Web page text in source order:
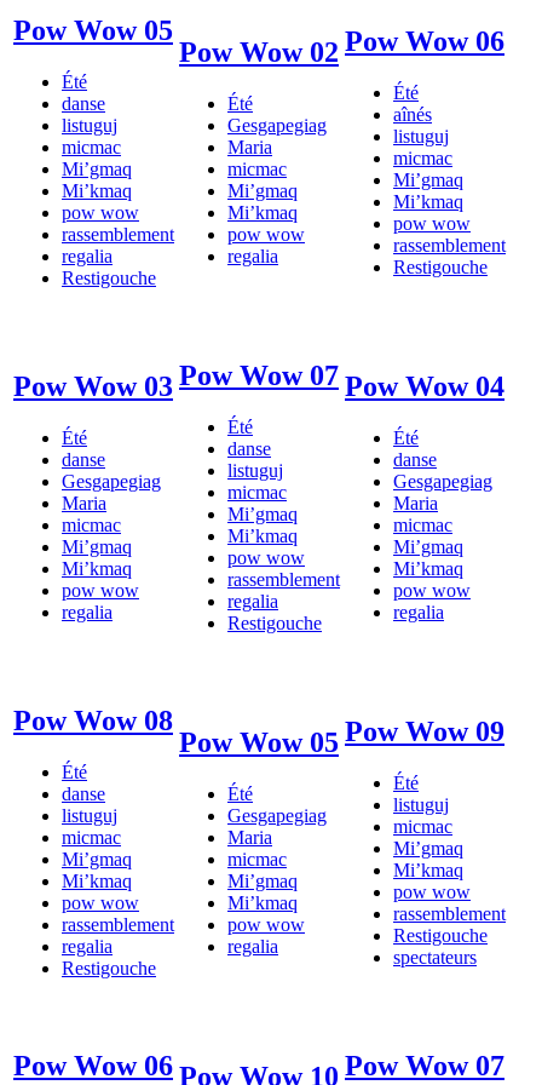
Pow Wow 05
Été
danse
listuguj
micmac
Mi’gmaq
Mi’kmaq
pow wow
rassemblement
regalia
Restigouche
Pow Wow 02
Été
Gesgapegiag
Maria
micmac
Mi’gmaq
Mi’kmaq
pow wow
regalia
Pow Wow 06
Été
aînés
listuguj
micmac
Mi’gmaq
Mi’kmaq
pow wow
rassemblement
Restigouche
Pow Wow 03
Été
danse
Gesgapegiag
Maria
micmac
Mi’gmaq
Mi’kmaq
pow wow
regalia
Pow Wow 07
Été
danse
listuguj
micmac
Mi’gmaq
Mi’kmaq
pow wow
rassemblement
regalia
Restigouche
Pow Wow 04
Été
danse
Gesgapegiag
Maria
micmac
Mi’gmaq
Mi’kmaq
pow wow
regalia
Pow Wow 08
Été
danse
listuguj
micmac
Mi’gmaq
Mi’kmaq
pow wow
rassemblement
regalia
Restigouche
Pow Wow 05
Été
Gesgapegiag
Maria
micmac
Mi’gmaq
Mi’kmaq
pow wow
regalia
Pow Wow 09
Été
listuguj
micmac
Mi’gmaq
Mi’kmaq
pow wow
rassemblement
Restigouche
spectateurs
Pow Wow 06Pow Wow 10 Pow Wow 07